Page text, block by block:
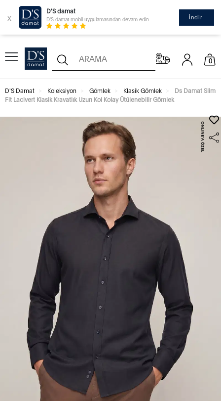
x
D'S damat
D'S damat mobil uygulamasından devam edin İndir
0
D'S Damat Koleksiyon Gömlek Klasik Gömlek
Ds Damat Slim
Fit Lacivert Klasik Kravatlık Uzun Kol Kolay Ütülenebilir Gömlek